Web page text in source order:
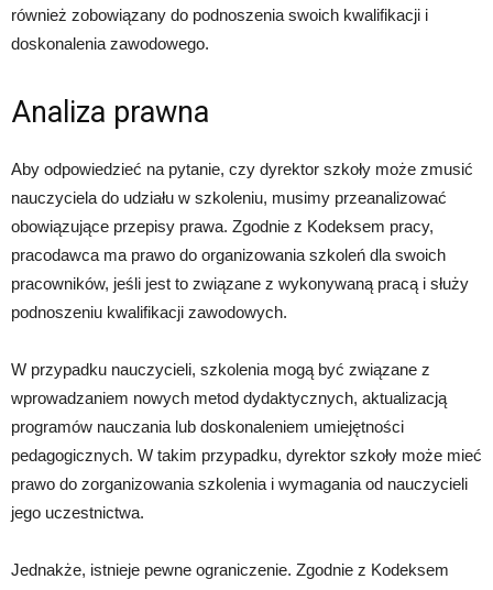
również zobowiązany do podnoszenia swoich kwalifikacji i
doskonalenia zawodowego.
Analiza prawna
Aby odpowiedzieć na pytanie, czy dyrektor szkoły może zmusić
nauczyciela do udziału w szkoleniu, musimy przeanalizować
obowiązujące przepisy prawa. Zgodnie z Kodeksem pracy,
pracodawca ma prawo do organizowania szkoleń dla swoich
pracowników, jeśli jest to związane z wykonywaną pracą i służy
podnoszeniu kwalifikacji zawodowych.
W przypadku nauczycieli, szkolenia mogą być związane z
wprowadzaniem nowych metod dydaktycznych, aktualizacją
programów nauczania lub doskonaleniem umiejętności
pedagogicznych. W takim przypadku, dyrektor szkoły może mieć
prawo do zorganizowania szkolenia i wymagania od nauczycieli
jego uczestnictwa.
Jednakże, istnieje pewne ograniczenie. Zgodnie z Kodeksem